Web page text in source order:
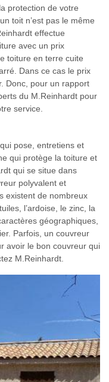
protection de votre
toit n’est pas le même
effectue
avec un prix
toiture en terre cuite
Dans ce cas le prix
Donc, pour un rapport
du M.Reinhardt pour
service.
pose, entretiens et
qui protège la toiture et
qui se situe dans
polyvalent et
existent de nombreux
l’ardoise, le zinc, la
géographiques,
Parfois, un couvreur
avoir le bon couvreur qui
M.Reinhardt.